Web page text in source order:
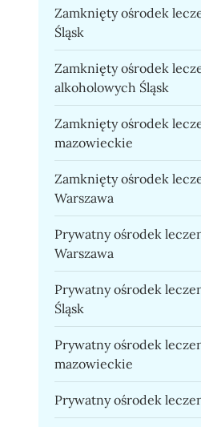
Zamknięty ośrodek
Śląsk
Zamknięty ośrodek
alkoholowych Śląsk
Zamknięty ośrodek
mazowieckie
Zamknięty ośrodek
Warszawa
Prywatny ośrodek
Warszawa
Prywatny ośrodek
Śląsk
Prywatny ośrodek
mazowieckie
Prywatny ośrodek